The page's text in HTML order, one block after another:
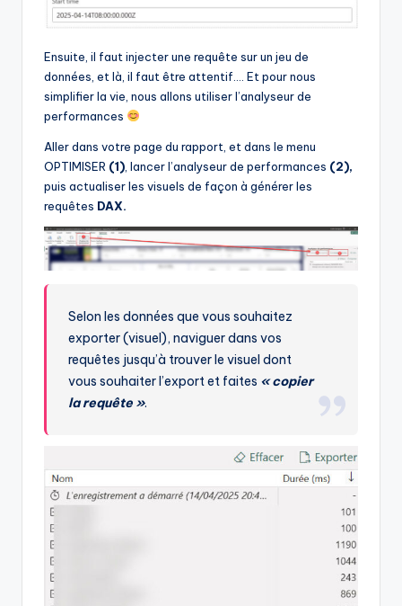
Ensuite, il faut injecter une requête sur un jeu de
données, et là, il faut être attentif…. Et pour nous
simplifier la vie, nous allons utiliser l’analyseur de
performances
Aller dans votre page du rapport, et dans le menu
OPTIMISER (1) , lancer l’analyseur de performances (2),
puis actualiser les visuels de façon à générer les
requêtes DAX.
Selon les données que vous souhaitez
exporter (visuel), naviguer dans vos
requêtes jusqu’à trouver le visuel dont
vous souhaiter l’export et faites « copier
la requête ».